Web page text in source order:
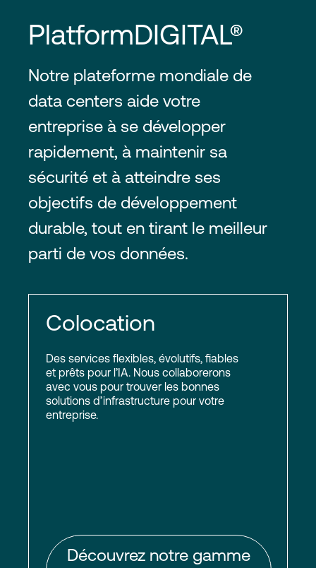
PlatformDIGITAL®
Notre plateforme mondiale de
data centers aide votre
entreprise à se développer
rapidement, à maintenir sa
sécurité et à atteindre ses
objectifs de développement
durable, tout en tirant le meilleur
parti de vos données.
Colocation
Des services flexibles, évolutifs, fiables
et prêts pour l’IA. Nous collaborerons
avec vous pour trouver les bonnes
solutions d’infrastructure pour votre
entreprise.
Découvrez notre gamme